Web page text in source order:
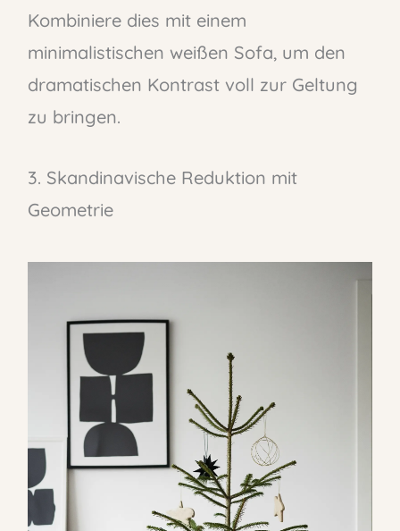
Kombiniere dies mit einem
minimalistischen weißen Sofa, um den
dramatischen Kontrast voll zur Geltung
zu bringen.
3. Skandinavische Reduktion mit
Geometrie